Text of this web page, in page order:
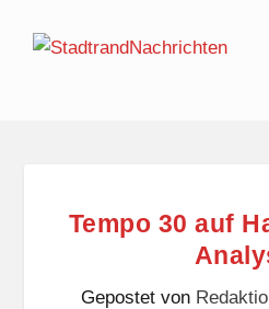
Tempo 30 auf
Gepostet von